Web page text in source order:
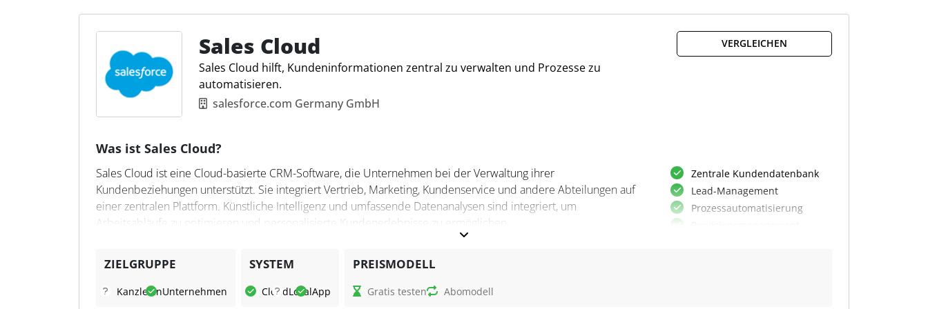
Darüber hinaus lässt sich die Software problemlos in gängige Programme wie Outlook oder Gmail integrieren
und bietet flexible Anpassungsmöglichkeiten über API-Schnittstellen. Damit eignet sie sich insbesondere für
den Einsatz in Steuerkanzleien, die ihre Prozesse digitalisieren wollen.
Sales Cloud
Sales Cloud hilft, Kundeninformationen zentral zu verwalten und Prozesse zu
automatisieren.
salesforce.com Germany GmbH
VERGLEICHEN
Was ist Sales Cloud?
Sales Cloud ist eine Cloud-basierte CRM-Software, die Unternehmen bei der Verwaltung ihrer
Kundenbeziehungen unterstützt. Sie integriert Vertrieb, Marketing, Kundenservice und andere Abteilungen auf
einer zentralen Plattform. Künstliche Intelligenz und umfassende Datenanalysen sind integriert, um
Arbeitsabläufe zu optimieren und personalisierte Kundenerlebnisse zu ermöglichen.
datengestützte Entscheidungen treffen. Die Software hilft Vertriebsmitarbeitern, ihre Effizienz zu steigern,
Zentrale Kundendatenbank
Lead-Management
Prozessautomatisierung
ZIELGRUPPE
KanzleienUnternehmen
SYSTEM
CloudLokalApp
PREISMODELL
Gratis testen Abomodell